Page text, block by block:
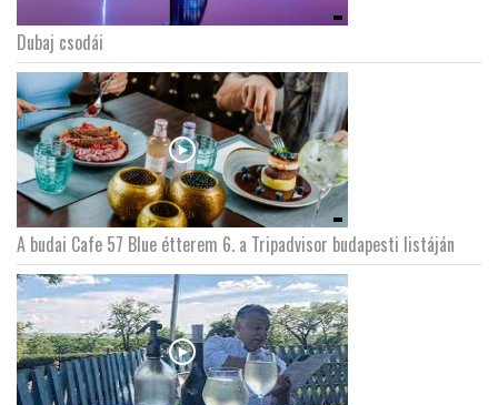
Dubaj csodái
A budai Cafe 57 Blue étterem 6. a Tripadvisor budapesti listáján